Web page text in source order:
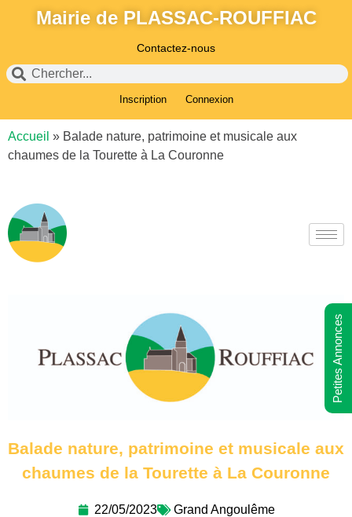
Mairie de PLASSAC-ROUFFIAC
Contactez-nous
Inscription Connexion
Accueil » Balade nature, patrimoine et musicale aux
chaumes de la Tourette à La Couronne
Balade nature, patrimoine et musicale aux
chaumes de la Tourette à La Couronne
22/05/2023 Grand Angoulême
Petites Annonces